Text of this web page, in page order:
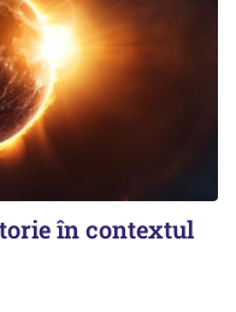
în contextul